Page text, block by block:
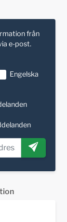
från
e-post.
Engelska